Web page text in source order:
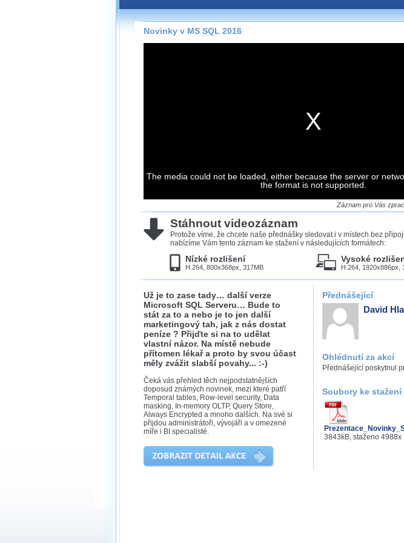
Záznamy na našem webu můžete pohodlně sledovat
přímo na stránce s využitím našehoHTML 5nebo
Silverlightpřehrávače.
neumožňuje, proto umožňujeme stahování vybraných
ve formátu, který není vhodný pro stahování,
proto je ke stažení nenabízíme.
Novinky v MS SQL 2016
The media could not be loaded, either because the server or
the format is not supported.
Záznam pro Vás
Stáhnout videozáznam
Protože víme, že chcete naše přednášky sledovat i v místech bez
nabízíme Vám tento záznam ke stažení v následujících formátech:
Nízké rozlišení
H.264, 800x368px, 317MB
Vysoké
H.264, 1920x886px,
Už je to zase tady… další verze
Microsoft SQL Serveru… Bude to
stát za to a nebo je to jen další
marketingový tah, jak z nás dostat
peníze ? Přijďte si na to udělat
vlastní názor. Na místě nebude
přítomen lékař a proto by svou účast
měly zvážit slabší povahy... :-)
Čeká vás přehled těch nejpodstatnějších
doposud známých novinek, mezi které patří
Temporal tables, Row-level security, Data
masking, In-memory OLTP, Query Store,
Always Encrypted a mnoho dalších. Na své si
přijdou administrátoři, vývojáři a v omezené
míře i BI specialisté.
Přednášející
David
Ohlédnutí za akcí
Přednášející poskytnul
Soubory ke stažení
3843kB, staženo 4988x